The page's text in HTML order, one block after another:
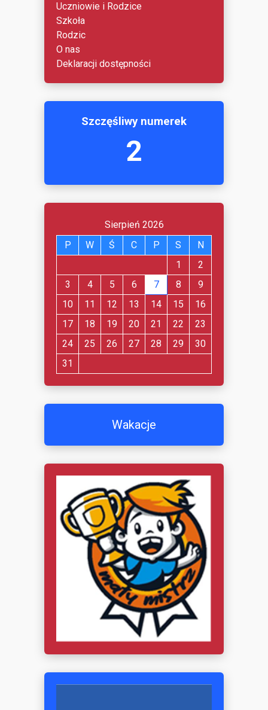
Uczniowie i Rodzice
Szkoła
Rodzic
O nas
Deklaracji dostępności
Szczęśliwy numerek
2
Sierpień 2026
P
W Ś C P S
N
1
2
3
4 5 6 7 8
9
10
11 12 13 14 15
16
17
18 19 20 21 22
23
24
25 26 27 28 29
30
31
Wakacje